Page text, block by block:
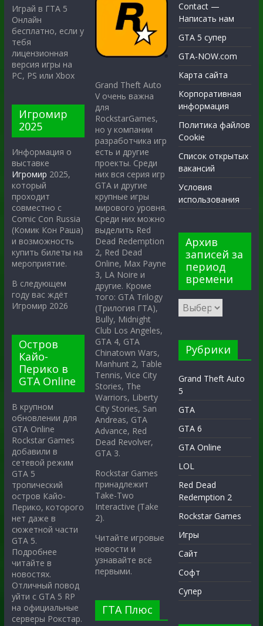
Играй в ГТА 5
Онлайн
бесплатно, если у
тебя
лицензионная
версия игры на
PC, PS или Xbox
Игромир
2025
Информация о
выставке
Игромир 2025,
который
проходит
совместно с
Comic Con Russia
(Комик Кон Раша)
и возможность
купить билеты на
мероприятие.
В следующем
году вас ждёт
Игромир 2026
Остров
Кайо-
Перико в
GTA Online
В крупном
обновлении для
GTA Online
Rockstar Games
добавили в
сетевой режим
GTA 5
тропический
остров Кайо-
Перико, которого
нет даже в
сюжетной части
GTA 5.
Подробнее
читайте в
новостях.
Отличный повод
уйти с GTA 5 RP
на официальные
серверы Рокстар.
Grand Theft Auto
V очень важна
для
RockstarGames,
но у компании
разработчика игр
есть и другие
проекты. Среди
них вся серия игр
GTA и другие
крупные игры
мирового уровня.
Среди них можно
выделить Red
Dead Redemption
2, Red Dead
Online, Max Payne
3, LA Noire и
другие. Кроме
того: GTA Trilogy
(Трилогия ГТА),
Bully, Midnight
Club Los Angeles,
GTA 4, GTA
Chinatown Wars,
Manhunt 2, Table
Tennis, Vice City
Stories, The
Warriors, Liberty
City Stories, San
Andreas, GTA
Advance, Red
Dead Revolver,
GTA 3.
Rockstar Games
принадлежит
Take-Two
Interactive (Take
2).
Читайте игровые
новости и
узнавайте всё
первыми.
ГТА Плюс
Contact —
Написать нам
GTA 5 супер
GTA-NOW.com
Карта сайта
Корпоративная
информация
Политика файлов
Cookie
Список открытых
вакансий
Условия
использования
Архив
записей за
период
времени
Рубрики
Grand Theft Auto
5
GTA
GTA 6
GTA Online
LOL
Red Dead
Redemption 2
Rockstar Games
Игры
Сайт
Софт
Супер